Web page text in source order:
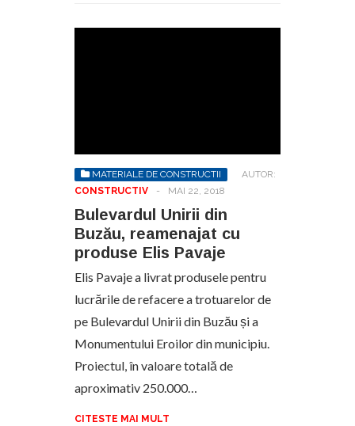
MATERIALE DE CONSTRUCTII
AUTOR:
CONSTRUCTIV
- MAI 22, 2018
Bulevardul Unirii din
Buzău, reamenajat cu
produse Elis Pavaje
Elis Pavaje a livrat produsele pentru
lucrările de refacere a trotuarelor de
pe Bulevardul Unirii din Buzău și a
Monumentului Eroilor din municipiu.
Proiectul, în valoare totală de
aproximativ 250.000…
CITESTE MAI MULT